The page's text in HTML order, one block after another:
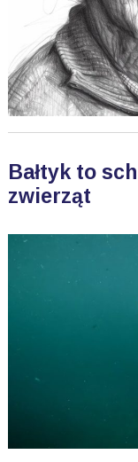
Bałtyk to
zwierząt